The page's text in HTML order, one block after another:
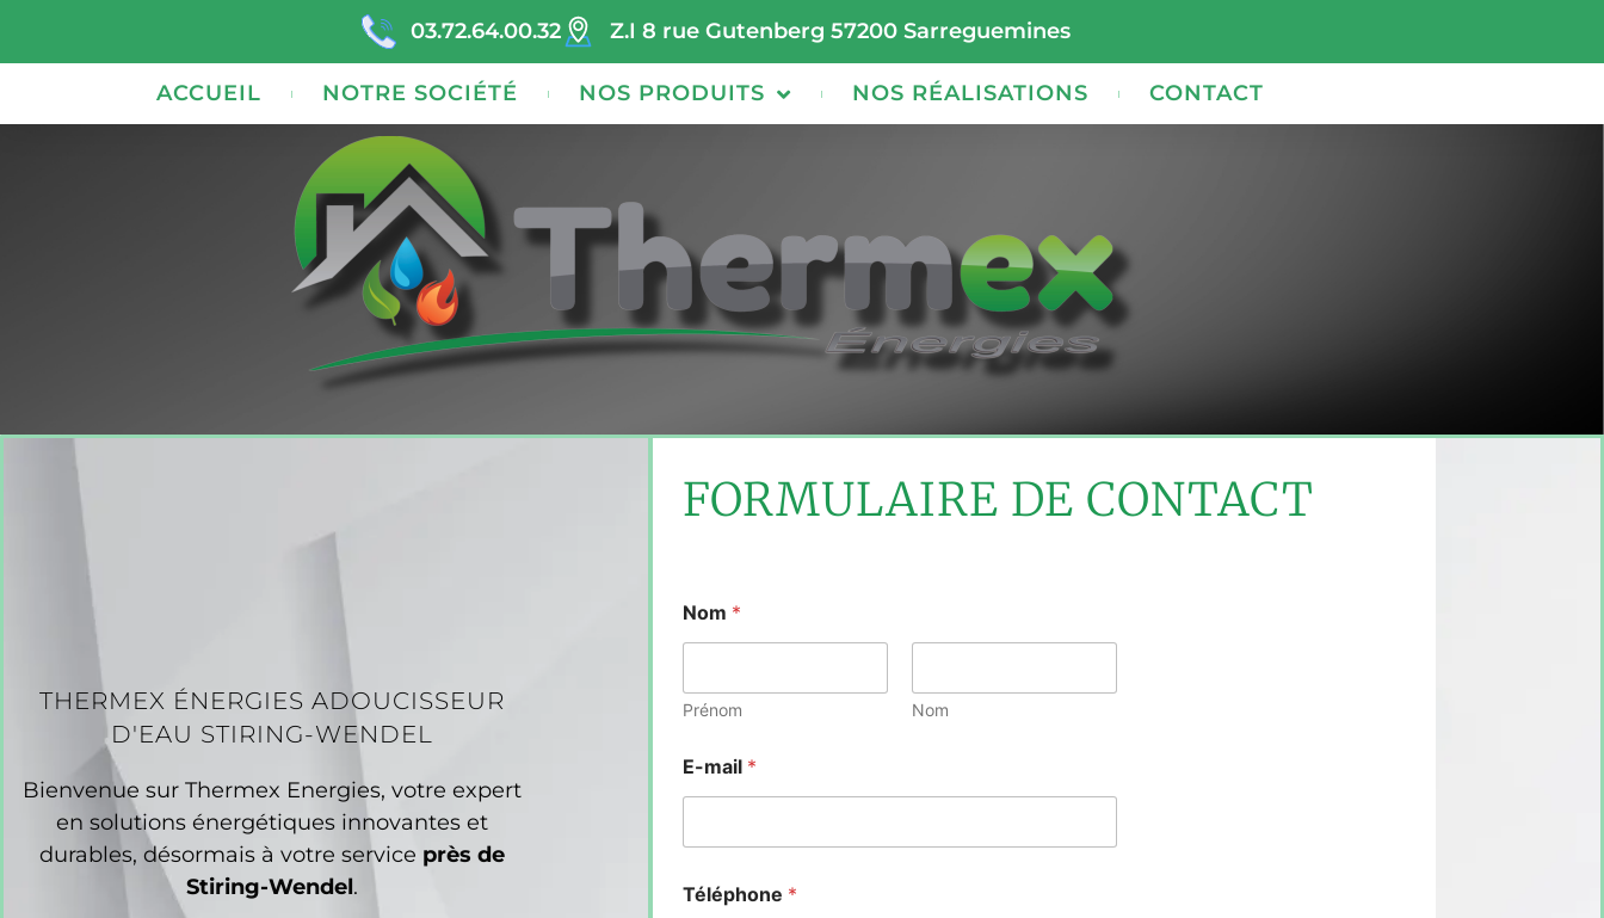
03.72.64.00.32 Z.I 8 rue Gutenberg 57200 Sarreguemines
ACCUEIL NOTRE SOCIÉTÉ NOS PRODUITS NOS RÉALISATIONS CONTACT
THERMEX ÉNERGIES ADOUCISSEUR
D'EAU STIRING-WENDEL
Bienvenue sur Thermex Energies, votre expert
en solutions énergétiques innovantes et
durables, désormais à votre service près de
Stiring-Wendel.
FORMULAIRE DE CONTACT
Nom *
Prénom Nom
E-mail *
Téléphone *